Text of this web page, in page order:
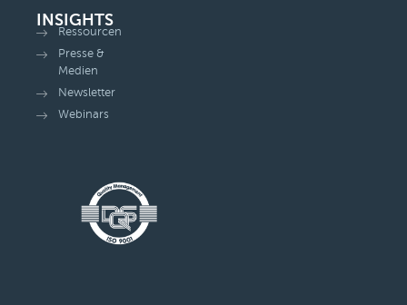
INSIGHTS
Ressourcen
Presse &
Medien
Newsletter
Webinars